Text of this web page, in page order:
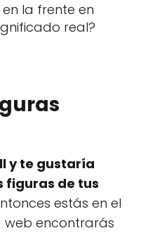
en la frente en
real?
y te gustaría
figuras de tus
estás en el
web encontrarás